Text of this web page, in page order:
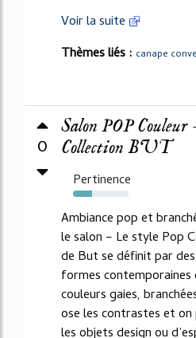
Voir la suite
Thèmes liés : canape
0
Salon POP
Collection BUT
Pertinence
34%
Ambiance pop et
le salon – Le style Pop
de But se définit par des
formes contemporaines
couleurs gaies,
ose les contrastes et on